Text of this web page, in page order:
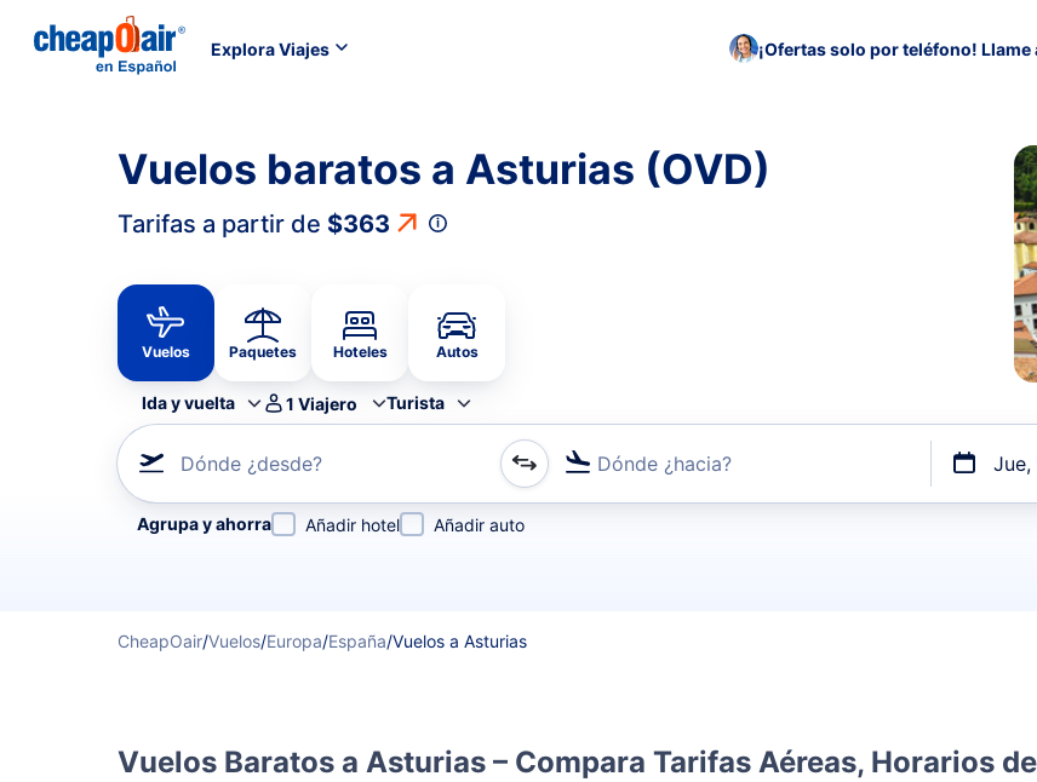
Explora Viajes ¡Ofertas solo por teléfono! Llame
Vuelos baratos a Asturias (OVD)
Tarifas a partir de $363
Vuelos Paquetes Hoteles Autos
Ida y vuelta 1 Viajero Turista
Dónde ¿desde? Dónde ¿hacia?
Refina tu búsqueda por aerolínea, por ciudad o aeropuerto o por vuelos directos
Agrupa y ahorra Añadir hotel Añadir auto
CheapOair/Vuelos/Europa/España/Vuelos a Asturias
Vuelos Baratos a Asturias – Compara Tarifas Aéreas, Horarios